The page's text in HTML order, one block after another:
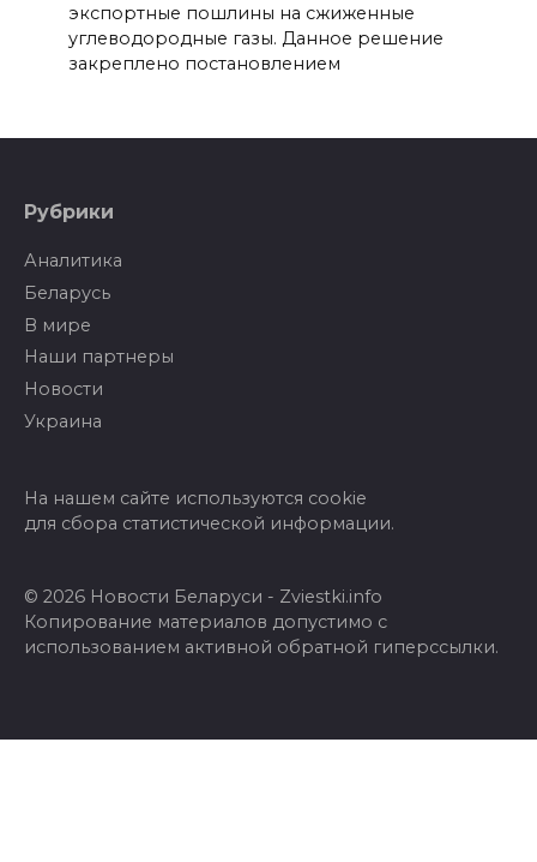
экспортные пошлины на сжиженные
углеводородные газы. Данное решение
закреплено постановлением
Рубрики
Аналитика
Беларусь
В мире
Наши партнеры
Новости
Украина
На нашем сайте используются cookie
для сбора статистической информации.
© 2026 Новости Беларуси - Zviestki.info
Копирование материалов допустимо с
использованием активной обратной гиперссылки.